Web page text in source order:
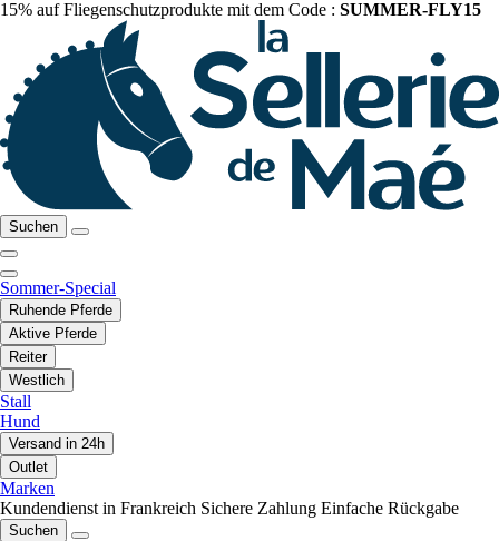
15% auf Fliegenschutzprodukte mit dem Code : SUMMER-FLY15
Suchen
Sommer-Special
Ruhende Pferde
Aktive Pferde
Reiter
Westlich
Stall
Hund
Versand in 24h
Outlet
Marken
Kundendienst in Frankreich Sichere Zahlung Einfache Rückgabe
Suchen